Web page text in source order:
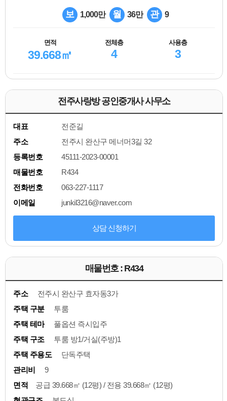
보 1,000만 월 36만 관 9
면적
39.668㎡
전체층
4
사용층
3
전주사랑방 공인중개사 사무소
대표
전준길
주소
전주시 완산구 메너머3길 32
등록번호
45111-2023-00001
매물번호
R434
전화번호
063-227-1117
이메일
junkil3216@naver.com
상담 신청하기
매물번호 : R434
주소
전주시 완산구 효자동3가
주택 구분
투룸
주택 테마
풀옵션 즉시입주
주택 구조
투룸 방1/거실(주방)1
주택 주용도
단독주택
관리비
9
면적
공급 39.668㎡ (12평) / 전용 39.668㎡ (12평)